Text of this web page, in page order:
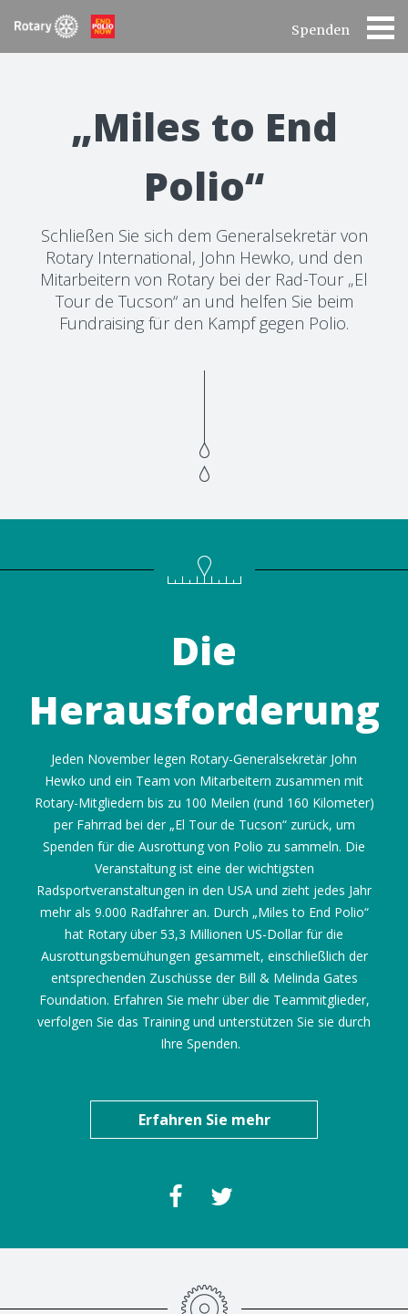
Spenden
„Miles to End
Polio“
Schließen Sie sich dem Generalsekretär von
Rotary International, John Hewko, und den
Mitarbeitern von Rotary bei der Rad-Tour „El
Tour de Tucson“ an und helfen Sie beim
Fundraising für den Kampf gegen Polio.
Die
Herausforderung
Jeden November legen Rotary-Generalsekretär John
Hewko und ein Team von Mitarbeitern zusammen mit
Rotary-Mitgliedern bis zu 100 Meilen (rund 160 Kilometer)
per Fahrrad bei der „El Tour de Tucson“ zurück, um
Spenden für die Ausrottung von Polio zu sammeln. Die
Veranstaltung ist eine der wichtigsten
Radsportveranstaltungen in den USA und zieht jedes Jahr
mehr als 9.000 Radfahrer an. Durch „Miles to End Polio“
hat Rotary über 53,3 Millionen US-Dollar für die
Ausrottungsbemühungen gesammelt, einschließlich der
entsprechenden Zuschüsse der Bill & Melinda Gates
Foundation. Erfahren Sie mehr über die Teammitglieder,
verfolgen Sie das Training und unterstützen Sie sie durch
Ihre Spenden.
Erfahren Sie mehr